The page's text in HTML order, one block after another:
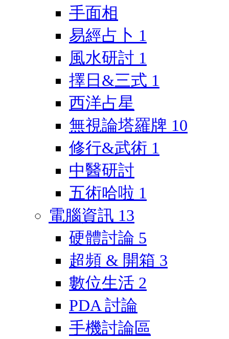
手面相
易經占卜 1
風水研討 1
擇日&三式 1
西洋占星
無視論塔羅牌 10
修行&武術 1
中醫研討
五術哈啦 1
電腦資訊 13
硬體討論 5
超頻 & 開箱 3
數位生活 2
PDA 討論
手機討論區